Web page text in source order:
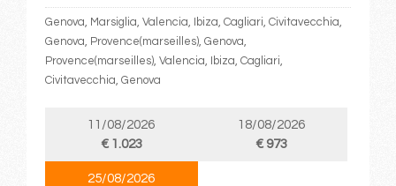
Genova, Marsiglia, Valencia, Ibiza, Cagliari, Civitavecchia,
Genova, Provence(marseilles), Genova,
Provence(marseilles), Valencia, Ibiza, Cagliari,
Civitavecchia, Genova
11/08/2026
€ 1.023
18/08/2026
€ 973
25/08/2026